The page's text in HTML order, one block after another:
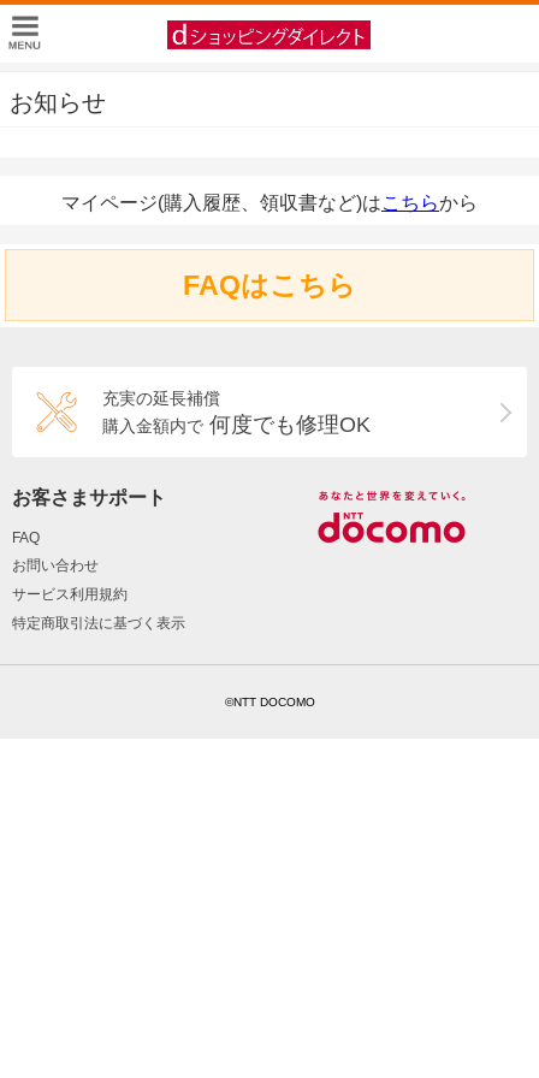
お知らせ
マイページ(購入履歴、領収書など)はこちらから
FAQはこちら
充実の延長補償
購入金額内で 何度でも修理OK
お客さまサポート
FAQ
お問い合わせ
サービス利用規約
特定商取引法に基づく表示
©NTT DOCOMO